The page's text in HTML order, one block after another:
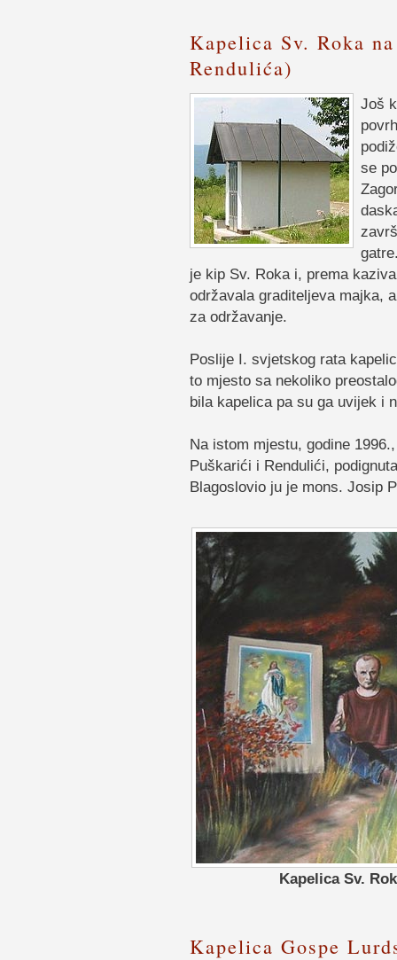
Kapelica Sv. Roka
Rendulića)
Još
se
je kip Sv. Roka i, prema
održavala graditeljeva majka,
za održavanje.
Poslije I. svjetskog rata
to mjesto sa nekoliko
bila kapelica pa su ga uvijek i
Na istom mjestu, godine
Puškarići i Rendulići,
Blagoslovio ju je mons. Josip
Kapelica Sv.
Kapelica Gospe